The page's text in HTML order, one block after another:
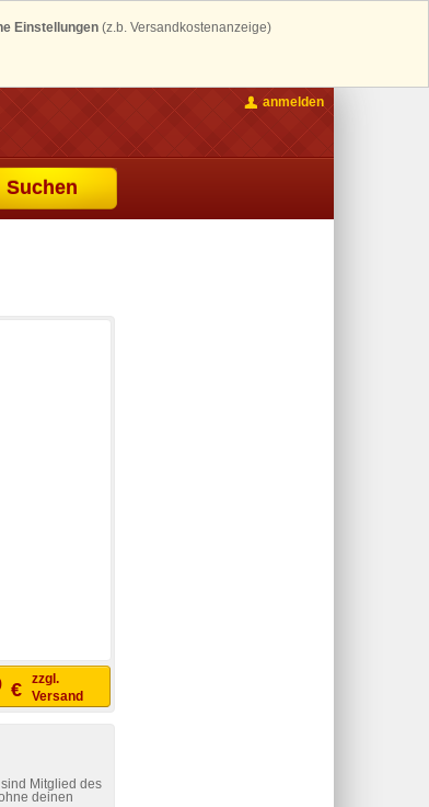
Einstellungen (z.b. Versandkostenanzeige)
Suchen
anmelden
€
zzgl.
Versand
Mitglied des
deinen